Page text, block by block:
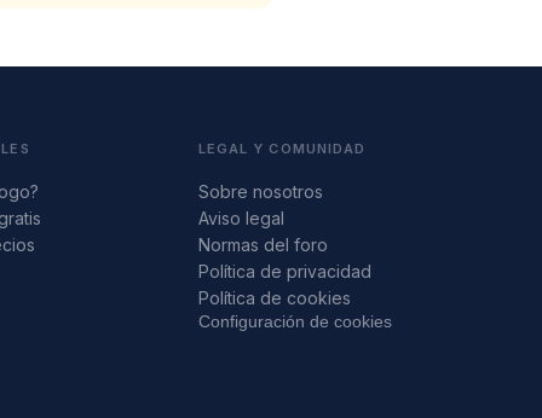
LEGAL Y COMUNIDAD
Sobre nosotros
Aviso legal
Normas del foro
Política de privacidad
Política de cookies
Configuración de cookies